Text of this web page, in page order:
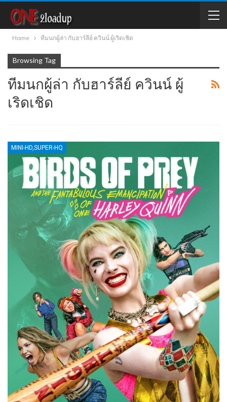
Home ทีมนกผู้ล่า กับฮาร์ลีย์ ควินน์ ผู้เริดเชิด
Browsing Tag
ทีมนกผู้ล่า กับฮาร์ลีย์ ควินน์ ผู้
เริดเชิด
MINI-HD,SUPER-HQ